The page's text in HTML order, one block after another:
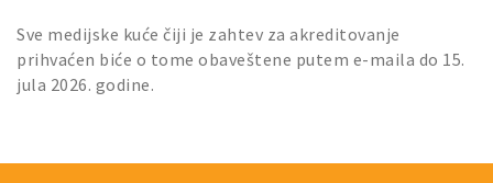
Sve medijske kuće čiji je zahtev za akreditovanje
prihvaćen biće o tome obaveštene putem e-maila do 15.
jula 2026. godine.